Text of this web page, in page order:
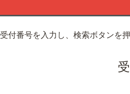
受付番号を入力し、検索ボタンを